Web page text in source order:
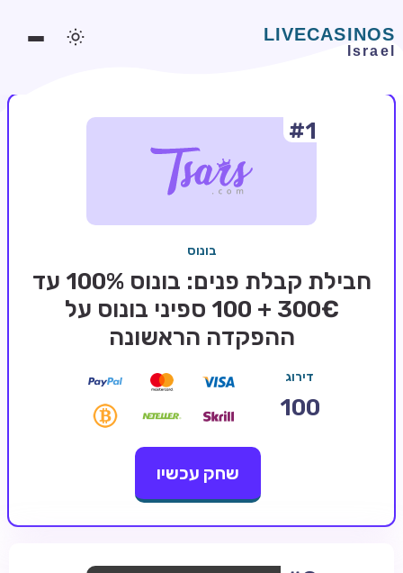
משחקים אונליין
בלאקג'ק אונליין
בונוסים בקזינו אונליין
#1
בונוס
חבילת קבלת פנים: בונוס 100% עד
300€ + 100 ספיני בונוס על
ההפקדה הראשונה
דירוג
100
שחק עכשיו